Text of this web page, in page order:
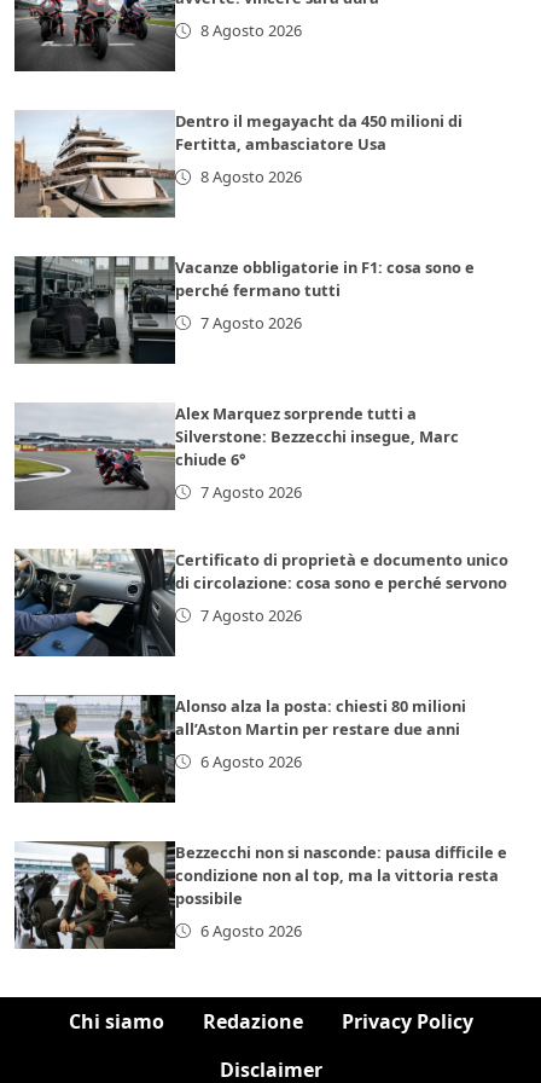
8 Agosto 2026
Dentro il megayacht da 450 milioni di
Fertitta, ambasciatore Usa
8 Agosto 2026
Vacanze obbligatorie in F1: cosa sono e
perché fermano tutti
7 Agosto 2026
Alex Marquez sorprende tutti a
Silverstone: Bezzecchi insegue, Marc
chiude 6°
7 Agosto 2026
Certificato di proprietà e documento unico
di circolazione: cosa sono e perché servono
7 Agosto 2026
Alonso alza la posta: chiesti 80 milioni
all’Aston Martin per restare due anni
6 Agosto 2026
Bezzecchi non si nasconde: pausa difficile e
condizione non al top, ma la vittoria resta
possibile
6 Agosto 2026
Chi siamo Redazione
Privacy Policy
Disclaimer